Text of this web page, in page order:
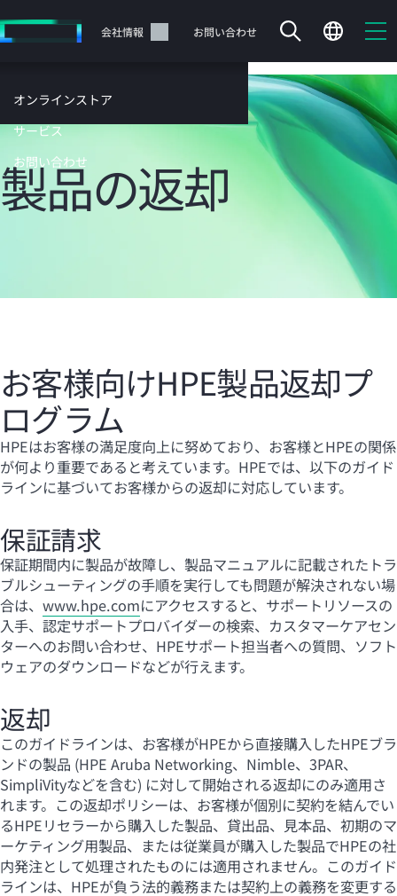
イ
テ
ツ
に
ス
る
会社情報 お問い合わせ
オンラインストア
サービス
お問い合わせ
製品の返却
お客様向けHPE製品返却プ
ログラム
HPEはお客様の満足度向上に努めており、お客様とHPEの関係
が何より重要であると考えています。HPEでは、以下のガイド
ラインに基づいてお客様からの返却に対応しています。
保証請求
保証期間内に製品が故障し、製品マニュアルに記載されたトラ
ブルシューティングの手順を実行しても問題が解決されない場
合は、 www.hpe.comにアクセスすると、サポートリソースの
入手、認定サポートプロバイダーの検索、カスタマーケアセン
ターへのお問い合わせ、HPEサポート担当者への質問、ソフト
ウェアのダウンロードなどが行えます。
返却
このガイドラインは、お客様がHPEから直接購入したHPEブラ
ンドの製品 (HPE Aruba Networking、Nimble、3PAR、
SimpliVityなどを含む) に対して開始される返却にのみ適用さ
れます。この返却ポリシーは、お客様が個別に契約を結んでい
るHPEリセラーから購入した製品、貸出品、見本品、初期のマ
ーケティング用製品、または従業員が購入した製品でHPEの社
内発注として処理されたものには適用されません。このガイド
ラインは、HPEが負う法的義務または契約上の義務を変更する